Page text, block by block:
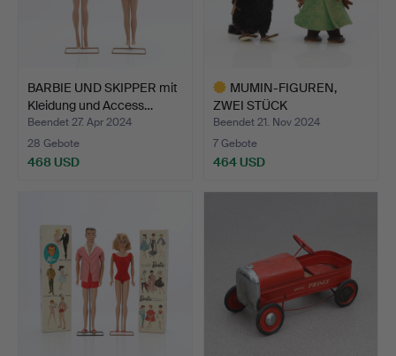
BARBIE UND SKIPPER mit
Kleidung und Access…
Beendet 27. Apr 2024
28 Gebote
468 USD
MUMIN-FIGUREN,
ZWEI STÜCK
SNUSMUMIKEN UND …
Beendet 21. Nov 2024
7 Gebote
464 USD